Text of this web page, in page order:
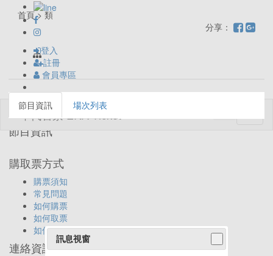
登入
註冊
會員專區
首頁 > 類
分享：
節目資訊 場次列表
節目資訊
購取票方式
購票須知
常見問題
如何購票
如何取票
如何退票
連絡資訊
訊息視窗